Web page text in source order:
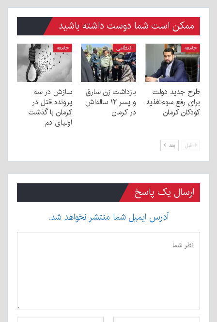
ممکن است شما دوست داشته باشید
جامعه
طرح جدید دولت
برای رفع سوءتغذیه
کودکان کرمان
انتظامی
بازداشت زن سارق
و پسر ۱۲ ساله‌اش
در کرمان
جامعه
سازش در سه
پرونده قتل در
کرمان با گذشت
اولیای دم
قبل بعد
ارسال یک پاسخ
آدرس ایمیل شما منتشر نخواهد شد.